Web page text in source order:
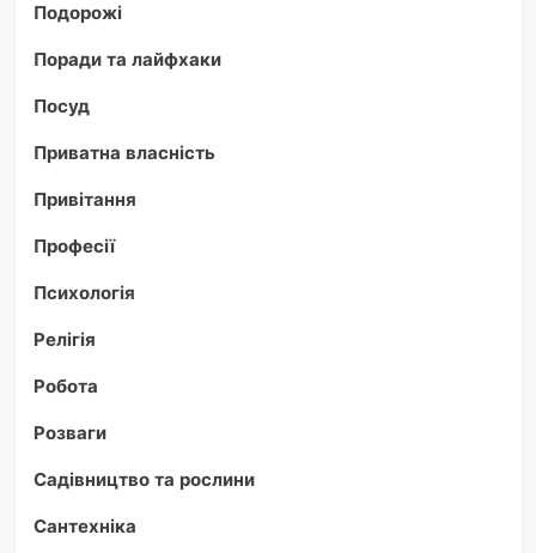
Подорожі
Поради та лайфхаки
Посуд
Приватна власність
Привітання
Професії
Психологія
Релігія
Робота
Розваги
Садівництво та рослини
Сантехніка